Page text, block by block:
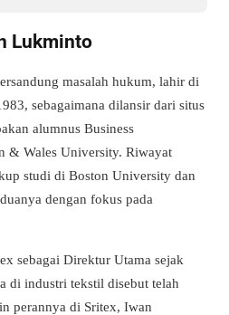
Lukminto
masalah hukum, lahir di
sebagaimana dilansir dari situs
alumnus Business
& Wales University. Riwayat
studi di Boston University dan
dengan fokus pada
sebagai Direktur Utama sejak
di industri tekstil disebut telah
perannya di Sritex, Iwan